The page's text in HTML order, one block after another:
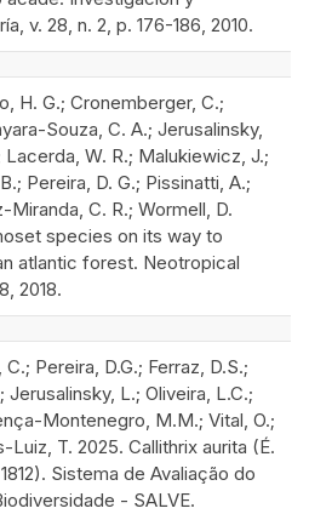
v. 28, n. 2, p. 176-186, 2010.
H. G.; Cronemberger, C.;
Souza, C. A.; Jerusalinsky,
W. R.; Malukiewicz, J.;
Pereira, D. G.; Pissinatti, A.;
C. R.; Wormell, D.
species on its way to
atlantic forest. Neotropical
2018.
Pereira, D.G.; Ferraz, D.S.;
Jerusalinsky, L.; Oliveira, L.C.;
Montenegro, M.M.; Vital, O.;
Luiz, T. 2025. Callithrix aurita (É.
Sistema de Avaliação do
- SALVE.